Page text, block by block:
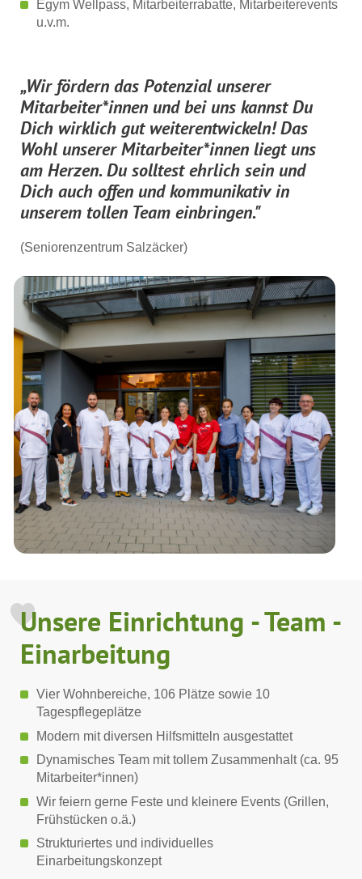
Egym Wellpass, Mitarbeiterrabatte, Mitarbeiterevents
u.v.m.
„Wir fördern das Potenzial unserer
Mitarbeiter*innen und bei uns kannst Du
Dich wirklich gut weiterentwickeln! Das
Wohl unserer Mitarbeiter*innen liegt uns
am Herzen.Du solltest ehrlich sein und
Dich auch offen und kommunikativ in
unserem tollen Team einbringen."
(Seniorenzentrum Salzäcker)
Unsere Einrichtung - Team -
Einarbeitung
Vier Wohnbereiche, 106 Plätze sowie 10
Tagespflegeplätze
Modern mit diversen Hilfsmitteln ausgestattet
Dynamisches Team mit tollem Zusammenhalt (ca. 95
Mitarbeiter*innen)
Wir feiern gerne Feste und kleinere Events (Grillen,
Frühstücken o.ä.)
Strukturiertes und individuelles
Einarbeitungskonzept